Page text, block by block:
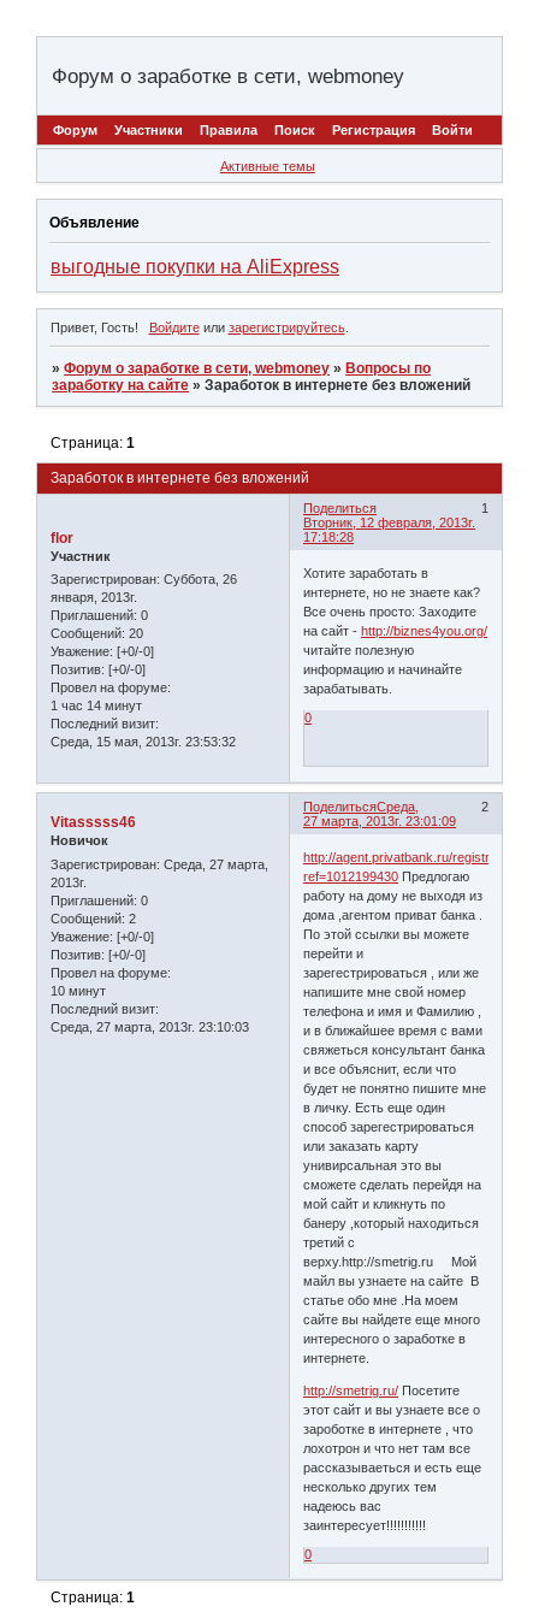
Форум о заработке в сети, webmoney
Форум Участники Правила Поиск Регистрация Войти
Активные темы
Объявление
выгодные покупки на AliExpress
Привет, Гость! Войдитеили зарегистрируйтесь.
»Форум о заработке в сети, webmoney » Вопросы по
заработку на сайте »Заработок в интернете без вложений
Заработок в интернете без вложений
Страница:1
Поделиться
1
Вторник, 12 февраля, 2013г.
17:18:28
flor
Участник
Зарегистрирован: Суббота, 26
января, 2013г.
Приглашений: 0
Сообщений: 20
Уважение: [+0/-0]
Позитив: [+0/-0]
Провел на форуме:
1 час 14 минут
Последний визит:
Среда, 15 мая, 2013г. 23:53:32
Хотите заработать в
интернете, но не знаете как?
Все очень просто: Заходите
на сайт -http://biznes4you.org/
читайте полезную
информацию и начинайте
зарабатывать.
0
Поделиться 2
Среда,
27 марта, 2013г. 23:01:09
Vitasssss46
Новичок
Зарегистрирован: Среда, 27 марта,
2013г.
Приглашений: 0
Сообщений: 2
Уважение: [+0/-0]
Позитив: [+0/-0]
Провел на форуме:
10 минут
Последний визит:
Среда, 27 марта, 2013г. 23:10:03
http://agent.privatbank.ru/registration/?
ref=1012199430 Предлогаю
работу на дому не выходя из
дома ,агентом приват банка .
По этой ссылки вы можете
перейти и
зарегестрироваться , или же
напишите мне свой номер
телефона и имя и Фамилию ,
и в ближайшее время с вами
свяжеться консультант банка
и все объяснит, если что
будет не понятно пишите мне
в личку. Есть еще один
способ зарегестрироваться
или заказать карту
унивирсальная это вы
сможете сделать перейдя на
мой сайт и кликнуть по
банеру ,который находиться
третий с
верху.http://smetrig.ru Мой
майл вы узнаете на сайте В
статье обо мне .На моем
сайте вы найдете еще много
интересного о заработке в
интернете.
http://smetrig.ru/ Посетите
этот сайт и вы узнаете все о
зароботке в интернете , что
лохотрон и что нет там все
рассказываеться и есть еще
несколько других тем
надеюсь вас
заинтересует!!!!!!!!!!!
0
Страница:1